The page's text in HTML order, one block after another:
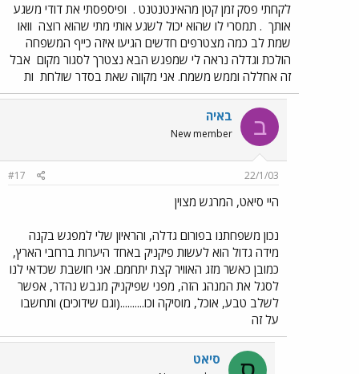
לקחתי פסק זמן קטן מהאינטנטנט . ופיספסתי את דודי משגע
אותך . תמסרי לו שהוא יכול לשגע אותי מתי שהוא רוצה וואו
שמת לב כמה מצטרפים חדשים הגיעו איזה כייף המשפחה
הולכת וגדלה נראה לי שמפגש הבא נצטרך לסגור מקום אבל
זה אחללה וממש משמח. אני מקווה שאת בסדר שולחת ות
ב באיה
New member
22/1/03
#17
היי סיאט, המרגש מצוין
נכון משפחתנו בפורום גדלה, והראיון שלי למפגש בקנה
מידה גדול הוא לעשות פיקניק באחד היערות ברחבי הארץ,
כמובן כאשר מזג האוויר קצת יתחמם. אני חושבת שכדאי לנו
לסגל את המנהג הזה, מפני שפיקניק מגבש נהדר, אפשר
לשלב טבע, אוכל, מוסיקה וכו..........(וגם שידוכים) ותחשבו
על זה
סיאט